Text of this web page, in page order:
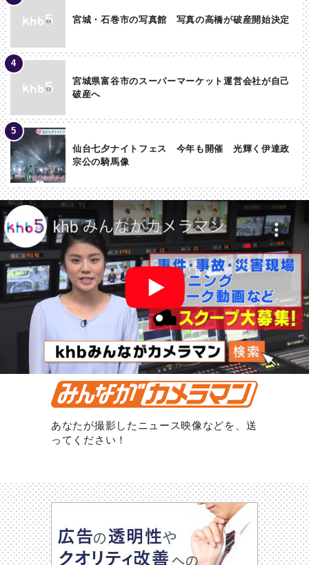
宮城・石巻市の写真館 写真の高橋が破産開始決定
宮城県富谷市のスーパーマーケット運営会社が自己
破産へ
仙台七夕ナイトフェス 今年も開催 光輝く伊達政
宗公の騎馬像
あなたが撮影したニュース映像などを、送
ってください！